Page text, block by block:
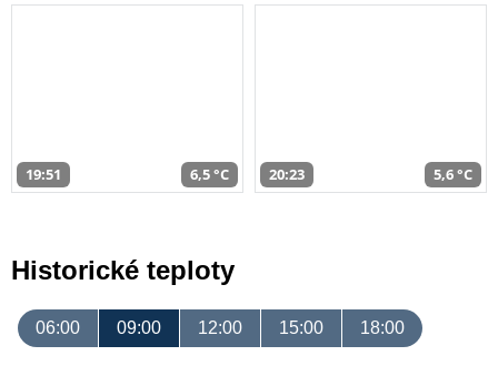
19:51 6,5 °C 20:23 5,6 °C
Historické teploty
06:00 09:00 12:00 15:00 18:00